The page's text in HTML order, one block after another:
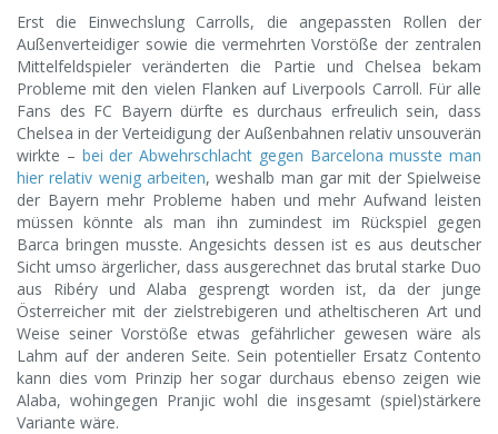
Erst die Einwechslung Carrolls, die angepassten Rollen der
Außenverteidiger sowie die vermehrten Vorstöße der zentralen
Mittelfeldspieler veränderten die Partie und Chelsea bekam
Probleme mit den vielen Flanken auf Liverpools Carroll. Für alle
Fans des FC Bayern dürfte es durchaus erfreulich sein, dass
Chelsea in der Verteidigung der Außenbahnen relativ unsouverän
wirkte – bei der Abwehrschlacht gegen Barcelona musste man
hier relativ wenig arbeiten, weshalb man gar mit der Spielweise
der Bayern mehr Probleme haben und mehr Aufwand leisten
müssen könnte als man ihn zumindest im Rückspiel gegen
Barca bringen musste. Angesichts dessen ist es aus deutscher
Sicht umso ärgerlicher, dass ausgerechnet das brutal starke Duo
aus Ribéry und Alaba gesprengt worden ist, da der junge
Österreicher mit der zielstrebigeren und atheltischeren Art und
Weise seiner Vorstöße etwas gefährlicher gewesen wäre als
Lahm auf der anderen Seite. Sein potentieller Ersatz Contento
kann dies vom Prinzip her sogar durchaus ebenso zeigen wie
Alaba, wohingegen Pranjic wohl die insgesamt (spiel)stärkere
Variante wäre.